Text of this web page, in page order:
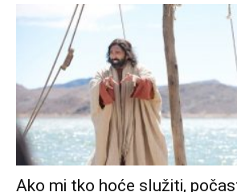
Ako mi tko hoće služiti,